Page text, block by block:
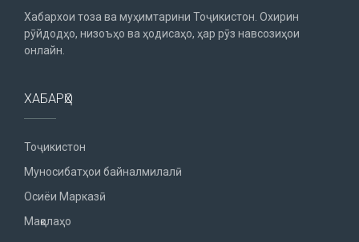
Хабархои тоза ва муҳимтарини Тоҷикистон. Охирин
рӯйдодҳо, низоъҳо ва ҳодисаҳо, ҳар рӯз навсозиҳои
онлайн.
ХАБАРҲО
Тоҷикистон
Муносибатҳои байналмилалӣ
Осиёи Марказӣ
Мақолаҳо